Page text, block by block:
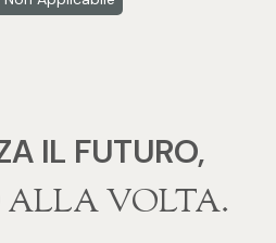
IL FUTURO,
ALLA VOLTA.